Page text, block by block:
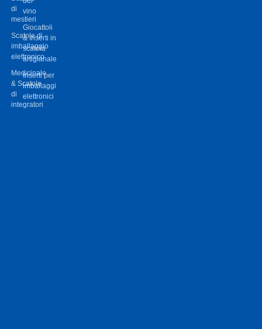
di
mestieri
Scatole di
imballaggio
elettronico
Medicinale
& Scatole
di
integratori
vino
Giocattoli
& Inserti in
scatola
artigianale
Inserti per
imballaggi
elettronici